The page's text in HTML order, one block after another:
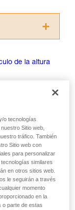
la
a
para
total
forma
con
no
de la altura
o tecnologías
Sitio web,
tráfico. También
Sitio web con
para personalizar
similares
en otros sitios web.
le seguirán a través
momento
en la
o parte de estas